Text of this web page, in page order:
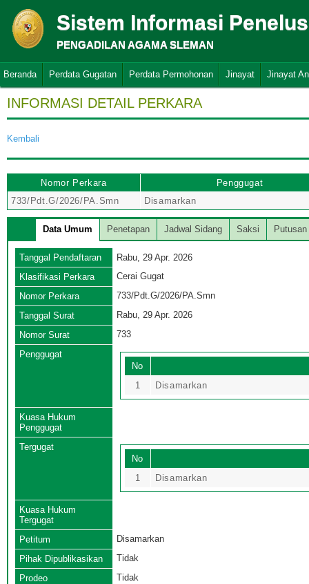
Sistem Informasi
PENGADILAN AGAMA SLEMAN
Beranda Perdata Gugatan Perdata Permohonan Jinayat Jinayat
INFORMASI DETAIL PERKARA
Kembali
Nomor Perkara
Penggugat
733/Pdt.G/2026/PA.Smn
Disamarkan
Data Umum Penetapan Jadwal Sidang Saksi Putusan
Tanggal Pendaftaran
Rabu, 29 Apr. 2026
Klasifikasi Perkara
Cerai Gugat
Nomor Perkara
733/Pdt.G/2026/PA.Smn
Tanggal Surat
Rabu, 29 Apr. 2026
Nomor Surat
733
Penggugat
No
1
Disamarkan
Kuasa Hukum
Penggugat
Tergugat
No
1
Disamarkan
Kuasa Hukum
Tergugat
Petitum
Disamarkan
Pihak Dipublikasikan
Tidak
Prodeo
Tidak